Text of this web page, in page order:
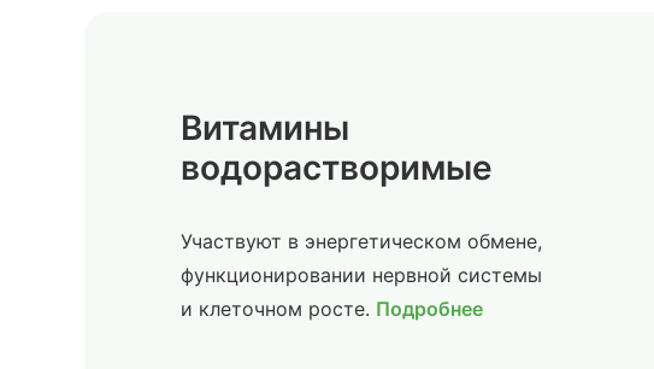
Витамины
водорастворимые
Участвуют в энергетическом обмене,
функционировании нервной системы
и клеточном росте. Подробнее